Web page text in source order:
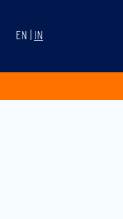
EN | IN